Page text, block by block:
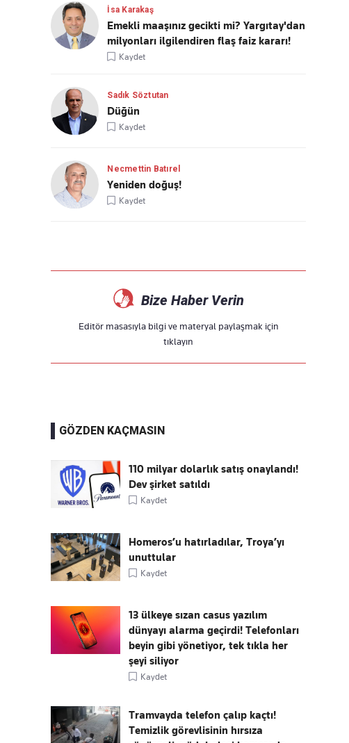
İsa Karakaş
Emekli maaşınız gecikti mi? Yargıtay'dan
milyonları ilgilendiren flaş faiz kararı!
Kaydet
Sadık Söztutan
Düğün
Kaydet
Necmettin Batırel
Yeniden doğuş!
Kaydet
Bize Haber Verin
Editör masasıyla bilgi ve materyal paylaşmak için
tıklayın
GÖZDEN KAÇMASIN
110 milyar dolarlık satış onaylandı!
Dev şirket satıldı
Kaydet
Homeros’u hatırladılar, Troya’yı
unuttular
Kaydet
13 ülkeye sızan casus yazılım
dünyayı alarma geçirdi! Telefonları
beyin gibi yönetiyor, tek tıkla her
şeyi siliyor
Kaydet
Tramvayda telefon çalıp kaçtı!
Temizlik görevlisinin hırsıza